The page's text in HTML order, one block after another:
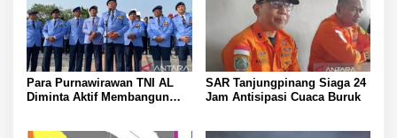
Para Purnawirawan TNI AL
Diminta Aktif Membangun
SAR Tanjungpinang Siaga 24
Jam Antisipasi Cuaca Buruk